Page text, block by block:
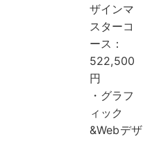
ザインマ
スターコ
ース：
522,500
円
・グラフ
ィック
&Webデザ